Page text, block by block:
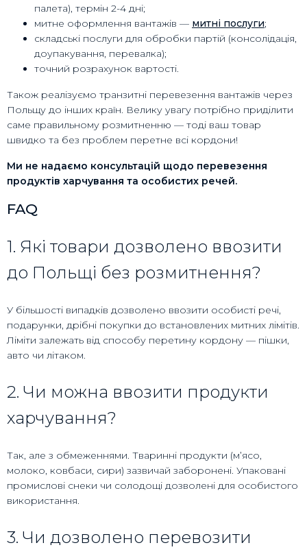
палета), термін 2-4 дні;
митне оформлення вантажів — митні послуги;
складські послуги для обробки партій (консолідація,
доупакування, перевалка);
точний розрахунок вартості.
Також реалізуємо транзитні перевезення вантажів через
Польщу до інших країн. Велику увагу потрібно приділити
саме правильному розмитненню — тоді ваш товар
швидко та без проблем перетне всі кордони!
Ми не надаємо консультацій щодо перевезення
продуктів харчування та особистих речей.
FAQ
1. Які товари дозволено ввозити
до Польщі без розмитнення?
У більшості випадків дозволено ввозити особисті речі,
подарунки, дрібні покупки до встановлених митних лімітів.
Ліміти залежать від способу перетину кордону — пішки,
авто чи літаком.
2. Чи можна ввозити продукти
харчування?
Так, але з обмеженнями. Тваринні продукти (м’ясо,
молоко, ковбаси, сири) зазвичай заборонені. Упаковані
промислові снеки чи солодощі дозволені для особистого
використання.
3. Чи дозволено перевозити